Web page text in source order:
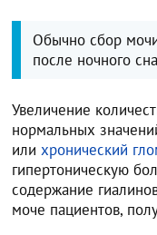
Обычно сбор
после ночного
Увеличение
нормальных
илихронический
гипертоническую
содержание
моче пациентов,